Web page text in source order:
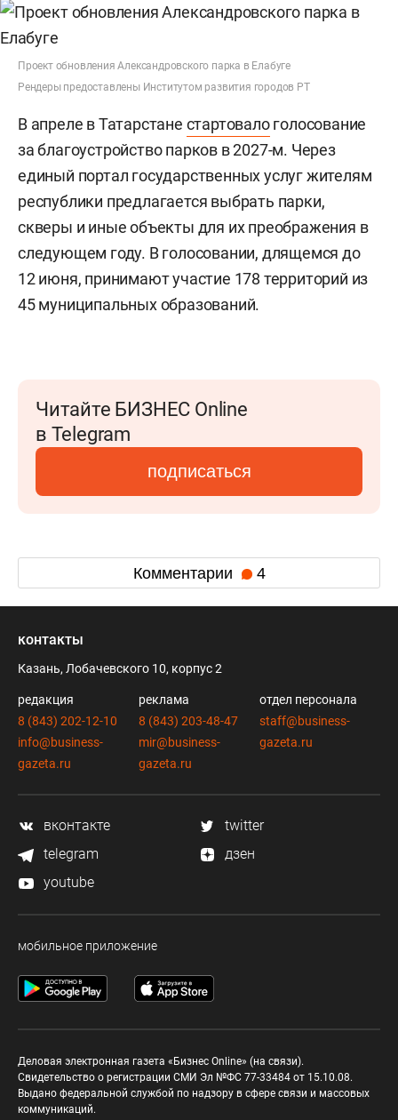
Проект обновления Александровского парка в Елабуге
Рендеры предоставлены Институтом развития городов РТ
В апреле в Татарстане стартовалоголосование
за благоустройство парков в 2027-м. Через
единый портал государственных услуг жителям
республики предлагается выбрать парки,
скверы и иные объекты для их преображения в
следующем году. В голосовании, длящемся до
12 июня, принимают участие 178 территорий из
45 муниципальных образований.
Читайте БИЗНЕС Online
в Telegram
подписаться
Комментарии 4
контакты
Казань, Лобачевского 10, корпус 2
редакция
8 (843) 202-12-10
info@business-
gazeta.ru
реклама
8 (843) 203-48-47
mir@business-
gazeta.ru
отдел персонала
staff@business-
gazeta.ru
вконтакте
twitter
telegram
дзен
youtube
мобильное приложение
Деловая электронная газета «Бизнес Online» (на связи).
Свидетельство о регистрации СМИ Эл №ФС 77-33484 от 15.10.08.
Выдано федеральной службой по надзору в сфере связи и массовых
коммуникаций.